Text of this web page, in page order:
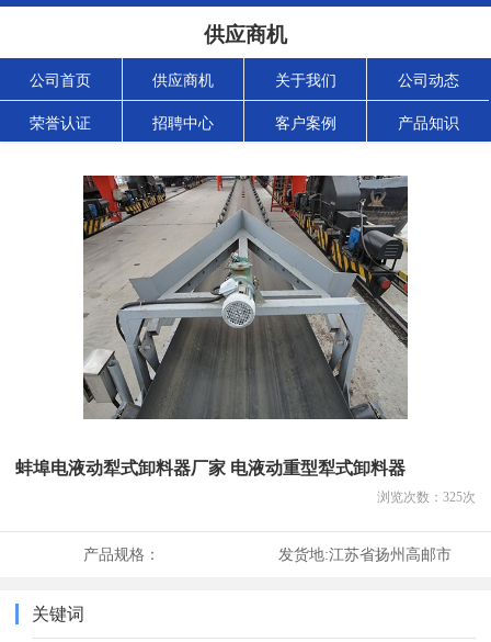
供应商机
公司首页 供应商机 关于我们 公司动态
荣誉认证 招聘中心 客户案例 产品知识
蚌埠电液动犁式卸料器厂家 电液动重型犁式卸料器
浏览次数： 325次
产品规格： 发货地:江苏省扬州高邮市
关键词